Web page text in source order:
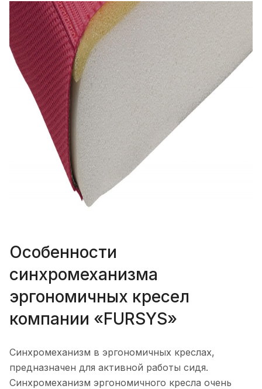
Особенности
синхромеханизма
эргономичных кресел
компании «FURSYS»
Синхромеханизм в эргономичных креслах,
предназначен для активной работы сидя.
Синхромеханизм эргономичного кресла очень